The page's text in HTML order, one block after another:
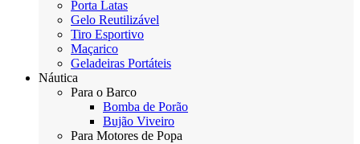
Porta Latas
Gelo Reutilizável
Tiro Esportivo
Maçarico
Geladeiras Portáteis
Náutica
Para o Barco
Bomba de Porão
Bujão Viveiro
Para Motores de Popa